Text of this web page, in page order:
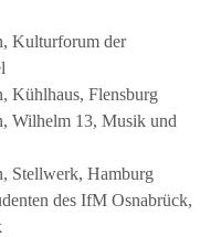
Kulturforum der
Kühlhaus, Flensburg
Wilhelm 13, Musik und
Stellwerk, Hamburg
des IfM Osnabrück,